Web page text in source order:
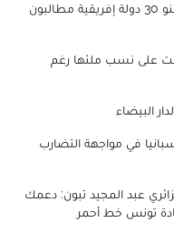
تأشيرة الدخول للولايات المتحدة: مواطنو 30 دولة إفريقية مطالبون
على نسب ملئها رغم
البيضاء
في مواجهة التضارب
عبد المجيد تبون: دعمك
تونس خط أحمر